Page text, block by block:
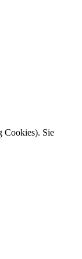
Cookies). Sie